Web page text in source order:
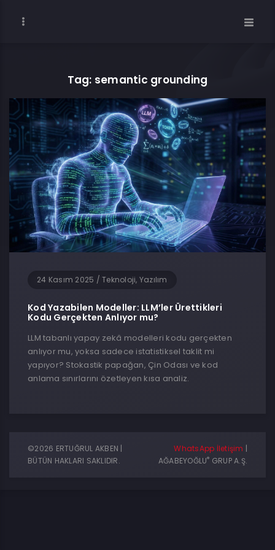
Tag: semantic grounding
24 Kasım 2025 / Teknoloji, Yazılım
Kod Yazabilen Modeller: LLM’ler Ürettikleri
Kodu Gerçekten Anlıyor mu?
LLM tabanlı yapay zekâ modelleri kodu gerçekten
anlıyor mu, yoksa sadece istatistiksel taklit mi
yapıyor? Stokastik papağan, Çin Odası ve kod
anlama sınırlarını özetleyen kısa analiz.
©2026 ERTUĞRUL AKBEN |
BÜTÜN HAKLARI SAKLIDIR.
WhatsApp İletişim |
AĞABEYOĞLU® GRUP A.Ş.